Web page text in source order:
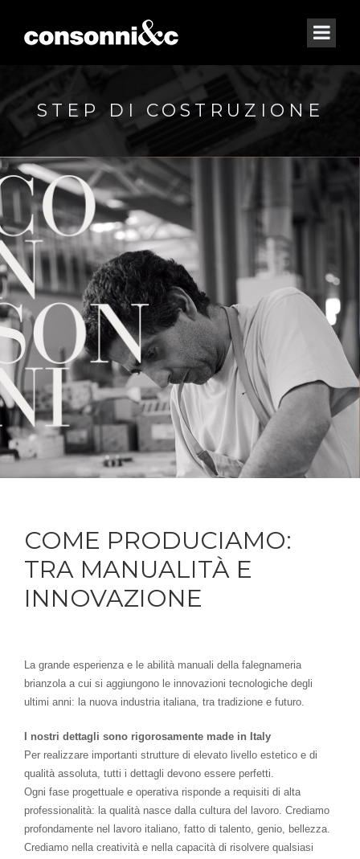
STEP DI COSTRUZIONE
COME PRODUCIAMO:
TRA MANUALITÀ E
INNOVAZIONE
La grande esperienza e le abilità manuali della falegnameria
brianzola a cui si aggiungono le innovazioni tecnologiche degli
ultimi anni: la nuova industria italiana, tra tradizione e futuro.
I nostri dettagli sono rigorosamente made in Italy
Per realizzare importanti strutture di elevato livello estetico e di
qualità assoluta, tutti i dettagli devono essere perfetti.
Ogni fase progettuale e operativa risponde a requisiti di alta
professionalità: la qualità nasce dalla cultura del lavoro. Crediamo
profondamente nel lavoro italiano, fatto di talento, genio, bellezza.
Crediamo nella creatività e nella capacità di risolvere qualsiasi